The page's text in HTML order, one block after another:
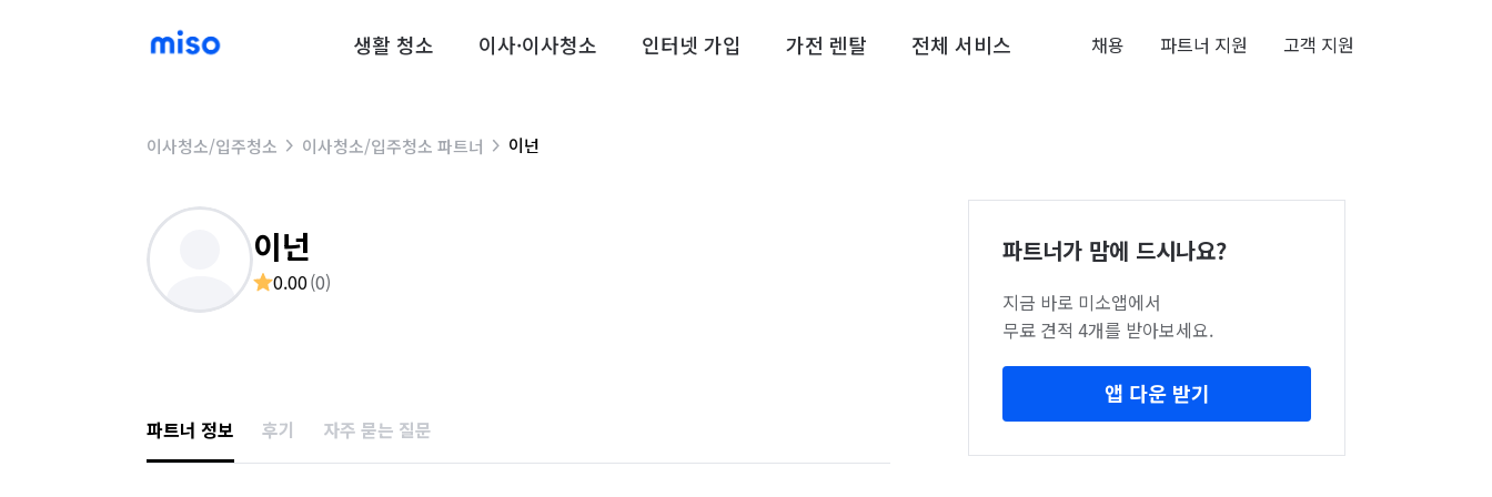
생활 청소 이사·이사청소 인터넷 가입 가전 렌탈 전체 서비스 채용 파트너 지원 고객 지원
이사청소/입주청소 이사청소/입주청소 파트너 이넌
이넌
0.00(0)
파트너 정보 후기 자주 묻는 질문
파트너가 맘에 드시나요?
지금 바로 미소앱에서
무료 견적 4개를 받아보세요.
앱 다운 받기